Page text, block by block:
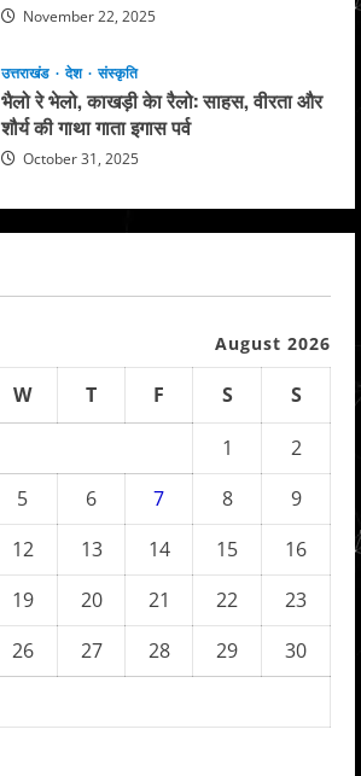
November 22, 2025
उत्तराखंड देश संस्कृति
भैलो रे भेलो, काखड़ी केा रैलो: साहस, वीरता और
शौर्य की गाथा गाता इगास पर्व
October 31, 2025
August 2026
W T F S
S
1
2
5 6 7 8
9
12 13 14 15
16
19 20 21 22
23
26 27 28 29
30